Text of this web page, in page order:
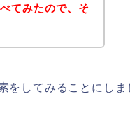
てみたので、そ
をしてみることにしま